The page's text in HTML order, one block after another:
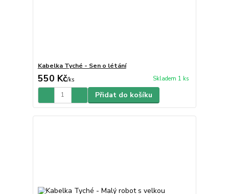
Kabelka Tyché - Sen o létání
550 Kč/ks Skladem 1 ks
Přidat do košíku